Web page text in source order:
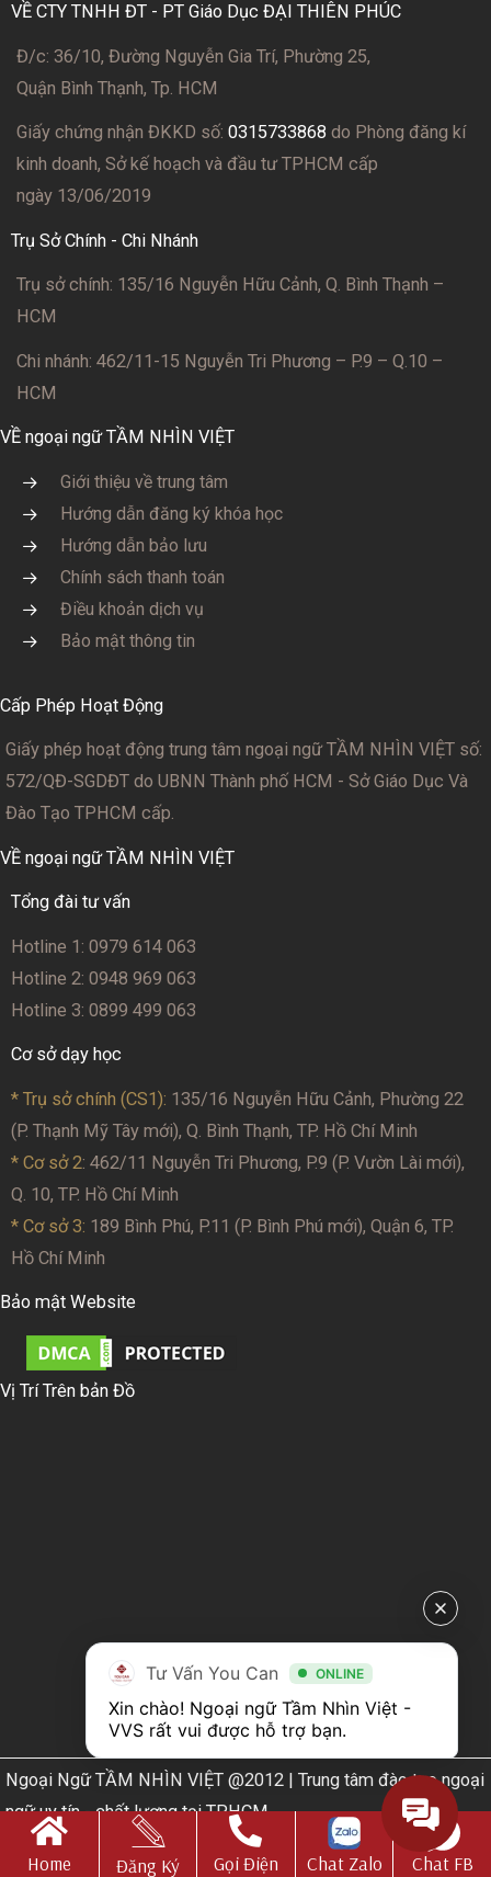
VỀ CTY TNHH ĐT - PT Giáo Dục ĐẠI THIÊN PHÚC
Đ/c: 36/10, Đường Nguyễn Gia Trí, Phường 25,
Quận Bình Thạnh, Tp. HCM
Giấy chứng nhận ĐKKD số: 0315733868 do Phòng đăng kí
kinh doanh, Sở kế hoạch và đầu tư TPHCM cấp
ngày 13/06/2019
Trụ Sở Chính - Chi Nhánh
Trụ sở chính: 135/16 Nguyễn Hữu Cảnh, Q. Bình Thạnh –
HCM
Chi nhánh: 462/11-15 Nguyễn Tri Phương – P.9 – Q.10 –
HCM
VỀ ngoại ngữ TẦM NHÌN VIỆT
Giới thiệu về trung tâm
Hướng dẫn đăng ký khóa học
Hướng dẫn bảo lưu
Chính sách thanh toán
Điều khoản dịch vụ
Bảo mật thông tin
Cấp Phép Hoạt Động
Giấy phép hoạt động trung tâm ngoại ngữ TẦM NHÌN VIỆT số:
572/QĐ-SGDĐT do UBNN Thành phố HCM - Sở Giáo Dục Và
Đào Tạo TPHCM cấp.
VỀ ngoại ngữ TẦM NHÌN VIỆT
Tổng đài tư vấn
Hotline 1: 0979 614 063
Hotline 2: 0948 969 063
Hotline 3: 0899 499 063
Cơ sở dạy học
* Trụ sở chính (CS1): 135/16 Nguyễn Hữu Cảnh, Phường 22
(P. Thạnh Mỹ Tây mới), Q. Bình Thạnh, TP. Hồ Chí Minh
* Cơ sở 2: 462/11 Nguyễn Tri Phương, P.9 (P. Vườn Lài mới),
Q. 10, TP. Hồ Chí Minh
* Cơ sở 3: 189 Bình Phú, P.11 (P. Bình Phú mới), Quận 6, TP.
Hồ Chí Minh
Bảo mật Website
Vị Trí Trên bản Đồ
Ngoại Ngữ TẦM NHÌN VIỆT @2012 | Trung tâm đào tạo ngoại
ngữ uy tín - chất lượng tại TPHCM
Web Design by Nhà thiết kế website N.T.H DESIGN​
Home Đăng Ký Gọi Điện Chat Zalo Chat FB
Tư Vấn You Can ONLINE
Xin chào! Ngoại ngữ Tầm Nhìn Việt -
VVS rất vui được hỗ trợ bạn.